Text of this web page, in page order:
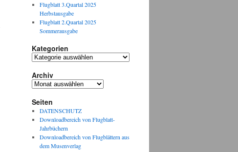
Flugblatt 3.Quartal 2025
Herbstausgabe
Flugblatt 2.Quartal 2025
Sommerausgabe
Kategorien
Kategorien
Archiv
Archiv
Seiten
DATENSCHUTZ
Downloadbereich von Flugblatt-
Jahrbüchern
Downloadbereich von Flugblättern aus
dem Musenverlag